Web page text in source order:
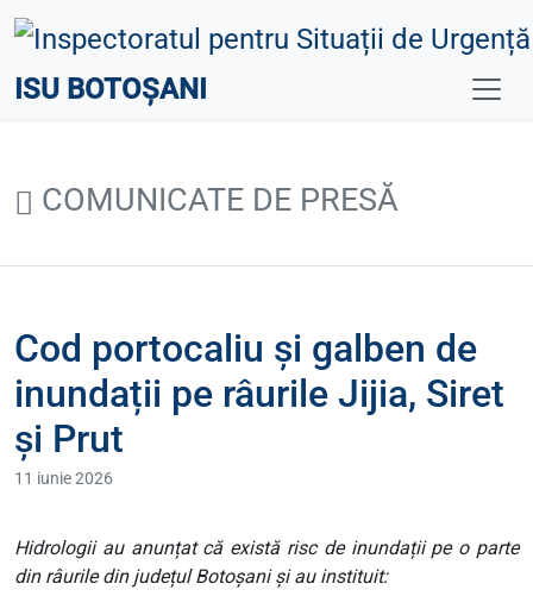
ISU BOTOȘANI
COMUNICATE DE PRESĂ
Cod portocaliu și galben de
inundații pe râurile Jijia, Siret
și Prut
11 iunie 2026
Hidrologii au anunțat că există risc de inundații pe o parte
din râurile din județul Botoșani și au instituit: